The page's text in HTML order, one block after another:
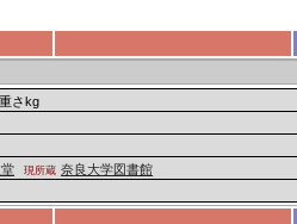
さkg
現所蔵 奈良大学図書館